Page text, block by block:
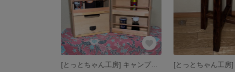
[とっとちゃん工房] キャンプにも役立つ調味料ラック